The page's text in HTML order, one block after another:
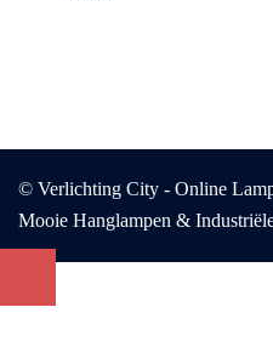
© Verlichting City - Online
Mooie Hanglampen &